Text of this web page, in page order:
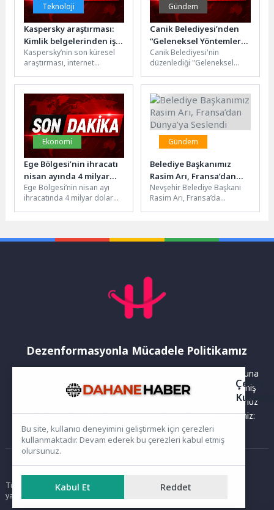
Teknoloji
Kaspersky araştırması:
Kimlik belgelerinden iş
e-postalarına kadar
akıllı telefonlarda
tutulan veriler arttıkça
büyüyor
Kaspersky’nin son küresel
araştırması, internet
dönüşümü gözler önüne
seriyor: Kullanıcıların %58’i
artık internete...
Gündem
Canik Belediyesi’nden
“Geleneksel Yöntemlerle
Kadim Şifanın İzinde”
Konferansı
Canik Belediyesi'nin
düzenlediği "Geleneksel
İzinde" konferansı
vatandaşların ilgisine sahne
oldu. Canik Belediyesi'nin...
Ekonomi
Ege Bölgesi’nin ihracatı
nisan ayında 4 milyar
dolara dayandı
Ege Bölgesi’nin nisan ayı
ihracatında 4 milyar dolar
Gündem
Belediye Başkanımız
Rasim Arı, Fransa’dan
Dünya’ya Seslendi
Nevşehir Belediye Başkanı
Rasim Arı, Fransa’da
Dezenformasyonla Mücadele Politikamız
Yayınlanan haberler doğruluk ilkesi gözetilerek hazırlanır. Buna
rağmen bazı içeriklerde eksik, hatalı veya güncelliğini yitirmiş
bilgiler bulunabilir.Yanlış veya yanıltıcı olduğunu düşündüğünüz
haberleri aşağıdaki iletişim kanallarından bize bildirebilirsiniz:
Ana Sayfa
Tüm hakları saklıdır. Sitede yer alan içerikler izinsiz kopyalanamaz,
yayımlanamaz ve kullanılamaz.
Çerez
Bu site, kullanıcı deneyimini geliştirmek için çerezleri
kullanmaktadır. Devam ederek bu çerezleri kabul etmiş
olursunuz.
Kabul Et Reddet